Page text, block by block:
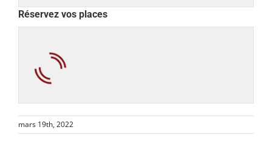
Réservez vos places
mars 19th, 2022